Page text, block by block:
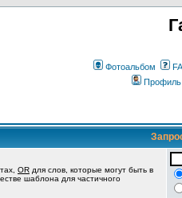
Фотоальбом
Профиль
OR для слов, которые могут быть в
шаблона для частичного